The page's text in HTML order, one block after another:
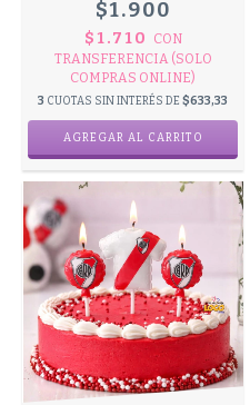
$1.900
$1.710
CON
TRANSFERENCIA (SOLO
COMPRAS ONLINE)
3 CUOTAS SIN INTERÉS DE $633,33